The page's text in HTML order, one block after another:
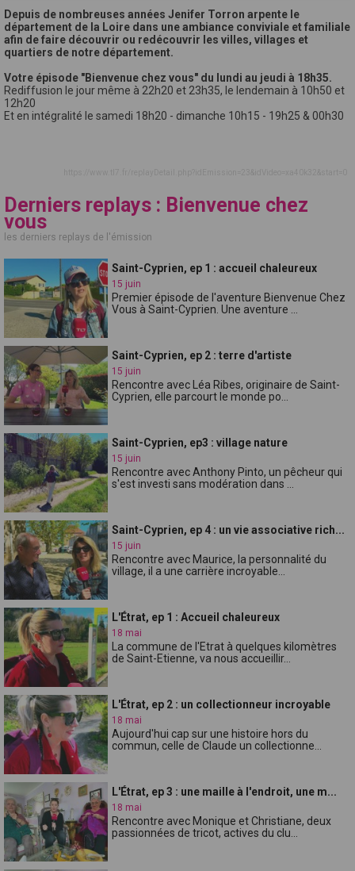
Depuis de nombreuses années Jenifer Torron arpente le
département de la Loire dans une ambiance conviviale et familiale
afin de faire découvrir ou redécouvrir les villes, villages et
quartiers de notre département.
Votre épisode "Bienvenue chez vous" du lundi au jeudi à 18h35.
Rediffusion le jour même à 22h20 et 23h35, le lendemain à 10h50 et
12h20
Et en intégralité le samedi 18h20 - dimanche 10h15 - 19h25 & 00h30
Derniers replays : Bienvenue chez
vous
les derniers replays de l'émission
Saint-Cyprien, ep 1 : accueil chaleureux
15 juin
Premier épisode de l'aventure Bienvenue Chez
Vous à Saint-Cyprien. Une aventure ...
Saint-Cyprien, ep 2 : terre d'artiste
15 juin
Rencontre avec Léa Ribes, originaire de Saint-
Cyprien, elle parcourt le monde po...
Saint-Cyprien, ep3 : village nature
15 juin
Rencontre avec Anthony Pinto, un pêcheur qui
s'est investi sans modération dans ...
Saint-Cyprien, ep 4 : un vie associative rich...
15 juin
Rencontre avec Maurice, la personnalité du
village, il a une carrière incroyable...
L'Étrat, ep 1 : Accueil chaleureux
18 mai
La commune de l'Etrat à quelques kilomètres
de Saint-Etienne, va nous accueillir...
L'Étrat, ep 2 : un collectionneur incroyable
18 mai
Aujourd'hui cap sur une histoire hors du
commun, celle de Claude un collectionne...
L'Étrat, ep 3 : une maille à l'endroit, une m...
18 mai
Rencontre avec Monique et Christiane, deux
passionnées de tricot, actives du clu...